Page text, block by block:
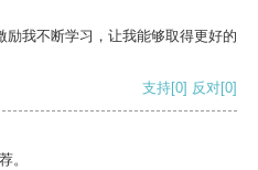
我不断学习，让我能够取得更好的
支持[0] 反对[0]
。